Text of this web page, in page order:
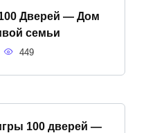
Дверей — Дом
семьи
449
100 дверей —